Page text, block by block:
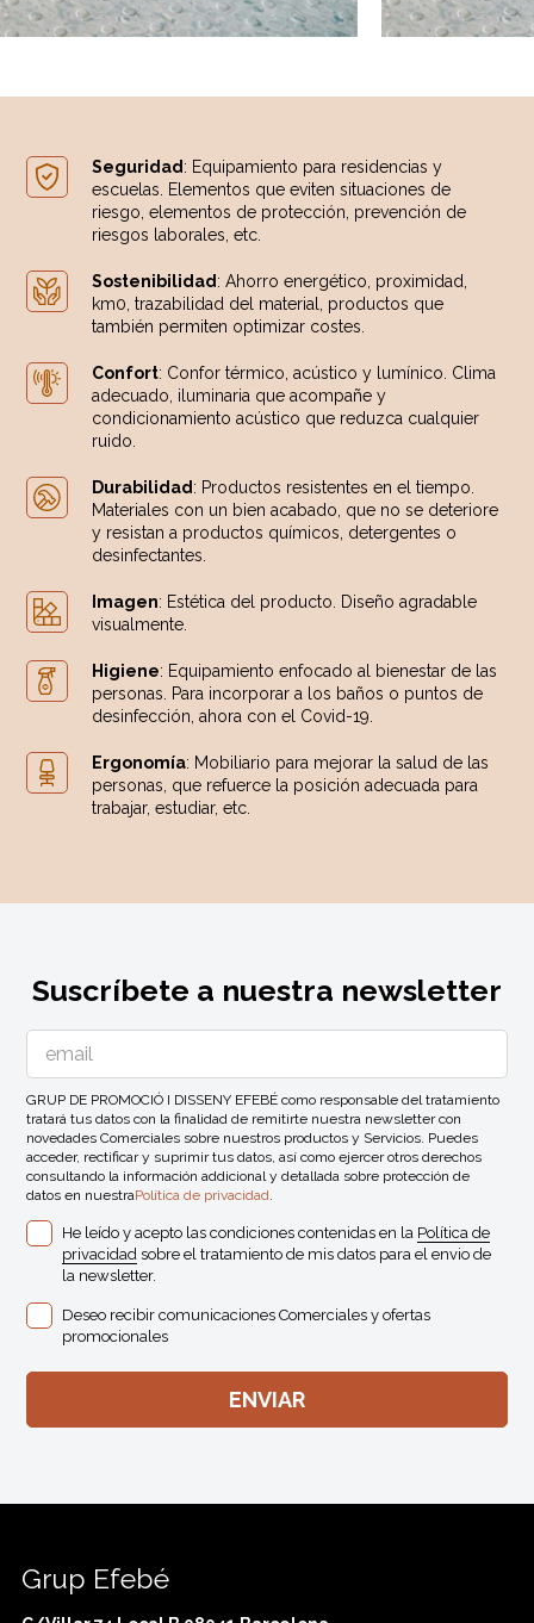
Seguridad : Equipamiento para residencias y
escuelas. Elementos que eviten situaciones de
riesgo, elementos de protección, prevención de
riesgos laborales, etc.
Sostenibilidad : Ahorro energético, proximidad,
km0, trazabilidad del material, productos que
también permiten optimizar costes.
Confort: Confor térmico, acústico y lumínico. Clima
adecuado, iluminaria que acompañe y
condicionamiento acústico que reduzca cualquier
ruido.
Durabilidad : Productos resistentes en el tiempo.
Materiales con un bien acabado, que no se deteriore
y resistan a productos químicos, detergentes o
desinfectantes.
Imagen: Estética del producto. Diseño agradable
visualmente.
Higiene: Equipamiento enfocado al bienestar de las
personas. Para incorporar a los baños o puntos de
desinfección, ahora con el Covid-19.
Ergonomía: Mobiliario para mejorar la salud de las
personas, que refuerce la posición adecuada para
trabajar, estudiar, etc.
Suscríbete a nuestra newsletter
GRUP DE PROMOCIÓ I DISSENY EFEBÉ como responsable del tratamiento
tratará tus datos con la finalidad de remitirte nuestra newsletter con
novedades Comerciales sobre nuestros productos y Servicios. Puedes
acceder, rectificar y suprimir tus datos, así como ejercer otros derechos
consultando la información addicional y detallada sobre protección de
datos en nuestraPolítica de privacidad.
He leído y acepto las condiciones contenidas en la Política de
privacidad sobre el tratamiento de mis datos para el envio de
la newsletter.
Deseo recibir comunicaciones Comerciales y ofertas
promocionales
Grup Efebé